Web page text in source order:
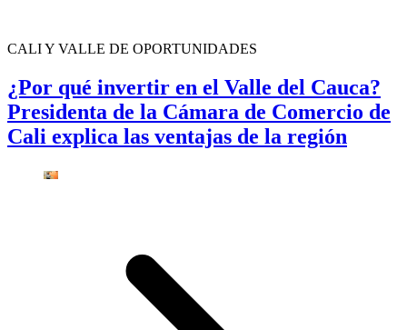
CALI Y VALLE DE OPORTUNIDADES
¿Por qué invertir en el Valle del Cauca?
Presidenta de la Cámara de Comercio de
Cali explica las ventajas de la región